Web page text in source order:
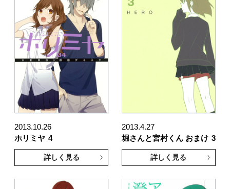
2013.10.26
ホリミヤ 4
詳しく見る
2013.4.27
堀さんと宮村くん おまけ 3
詳しく見る